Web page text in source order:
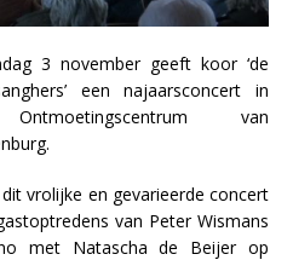
3 november geeft koor ‘de
een najaarsconcert in
van
vrolijke en gevarieerde concert
van Peter Wismans
met Natascha de Beijer op